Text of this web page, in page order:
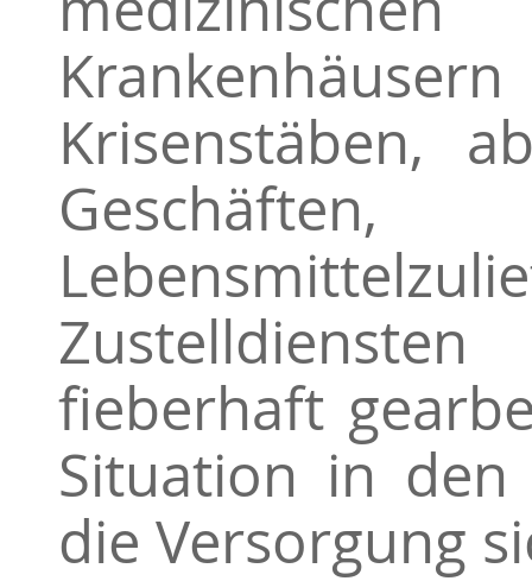
Krisenstäben,
fieberhaft
Situation in
die Versorgung